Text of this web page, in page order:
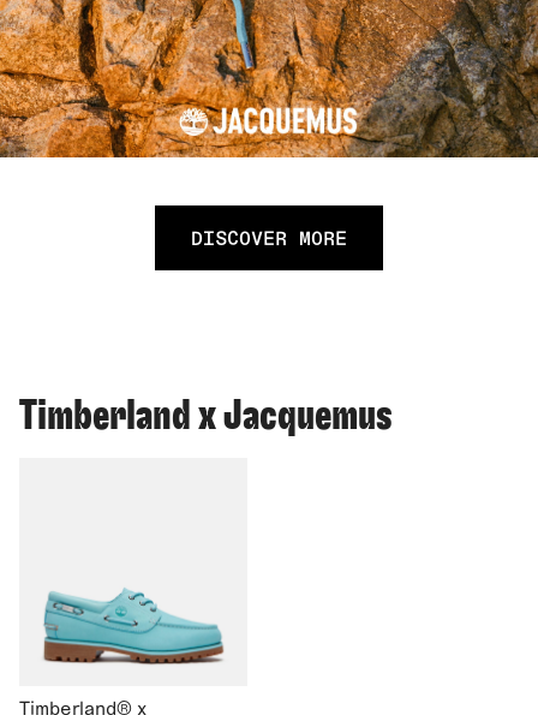
DISCOVER MORE
Timberland x Jacquemus
Timberland® x